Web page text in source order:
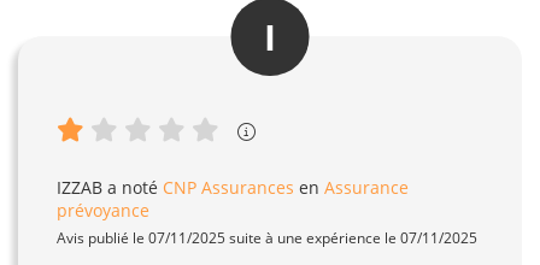
I
IZZAB a noté CNP Assurances en Assurance
prévoyance
Avis publié le 07/11/2025 suite à une expérience le 07/11/2025